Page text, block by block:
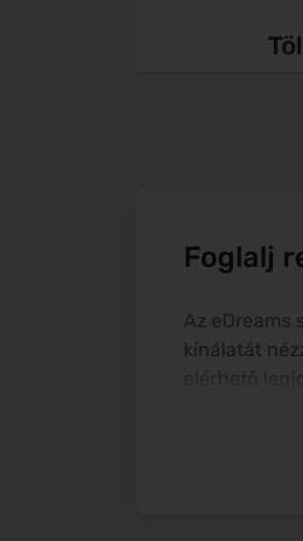
Foglalj
Az eDreams
kínálatát
elérhető
a
minden
tervezni, és